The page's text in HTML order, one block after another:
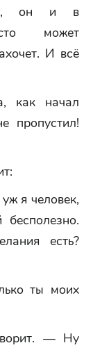
он и в
может
И всё
как начал
пропустил!
я человек,
есть?
ты моих
— Ну